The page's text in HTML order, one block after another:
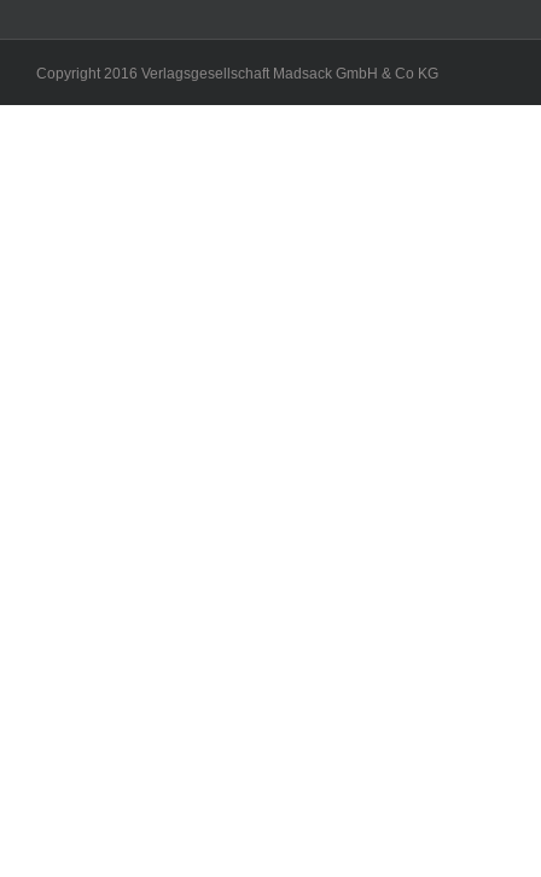
Copyright 2016 Verlagsgesellschaft Madsack GmbH & Co KG